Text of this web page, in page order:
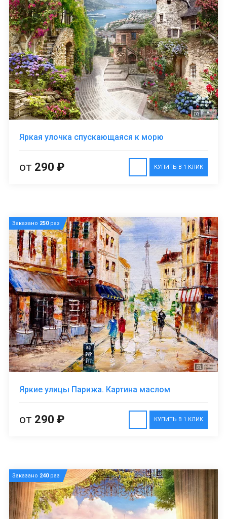
Яркая улочка спускающаяся к морю
КУПИТЬ В 1 КЛИК
от 290 ₽
Заказано 250раз
Яркие улицы Парижа. Картина маслом
КУПИТЬ В 1 КЛИК
от 290 ₽
Заказано 240раз